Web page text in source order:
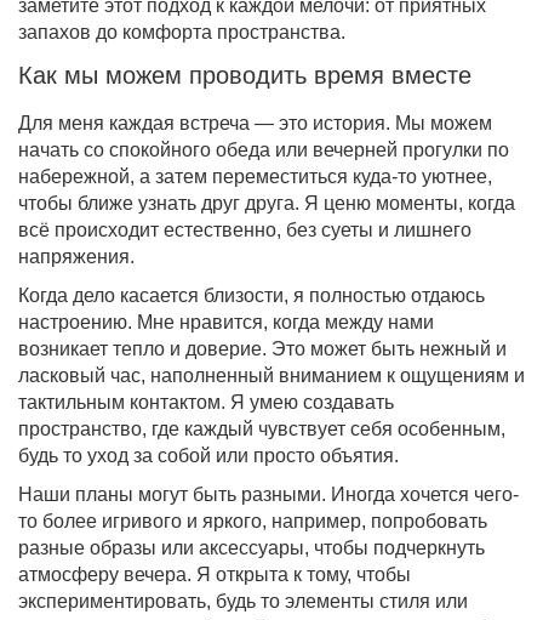
заметите этот подход к каждой мелочи: от приятных
запахов до комфорта пространства.
Как мы можем проводить время вместе
Для меня каждая встреча — это история. Мы можем
начать со спокойного обеда или вечерней прогулки по
набережной, а затем переместиться куда-то уютнее,
чтобы ближе узнать друг друга. Я ценю моменты, когда
всё происходит естественно, без суеты и лишнего
напряжения.
Когда дело касается близости, я полностью отдаюсь
настроению. Мне нравится, когда между нами
возникает тепло и доверие. Это может быть нежный и
ласковый час, наполненный вниманием к ощущениям и
тактильным контактом. Я умею создавать
пространство, где каждый чувствует себя особенным,
будь то уход за собой или просто объятия.
Наши планы могут быть разными. Иногда хочется чего-
то более игривого и яркого, например, попробовать
разные образы или аксессуары, чтобы подчеркнуть
атмосферу вечера. Я открыта к тому, чтобы
экспериментировать, будь то элементы стиля или